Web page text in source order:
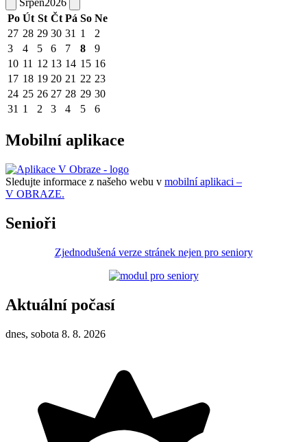
Srpen2026
Po Út St Čt Pá So Ne
27 28 29 30 31 1
2
3
4 5 6 7 8
9
10 11 12 13 14 15 16
17 18 19 20 21 22 23
24 25 26 27 28 29 30
31 1 2 3 4 5 6
Mobilní aplikace
Sledujte informace z našeho webu v mobilní aplikaci –
V OBRAZE.
Senioři
Zjednodušená verze stránek nejen pro seniory
Aktuální počasí
dnes, sobota 8. 8. 2026